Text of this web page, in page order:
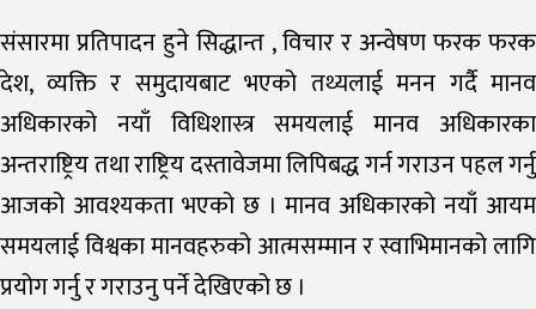
संसारमा प्रतिपादन हुने सिद्धान्त , विचार र अन्वेषण फरक फरक
देश, व्यक्ति र समुदायबाट भएको तथ्यलाई मनन गर्दै मानव
अधिकारको नयाँ विधिशास्त्र समयलाई मानव अधिकारका
अन्तराष्ट्रिय तथा राष्ट्रिय दस्तावेजमा लिपिबद्ध गर्न गराउन पहल गर्नु
आजको आवश्यकता भएको छ । मानव अधिकारको नयाँ आयम
समयलाई विश्वका मानवहरुको आत्मसम्मान र स्वाभिमानको लागि
प्रयोग गर्नु र गराउनु पर्ने देखिएको छ ।